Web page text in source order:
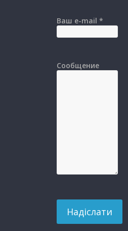
Ваш e-mail *
Сообщение